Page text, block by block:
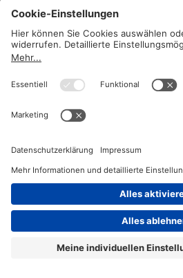
ist Aufgabe derStatistik Austria
Einflussnahme weist
Pesendorfer im Interview
WEITERLESEN
2026 ©
DATENSCHUTZ OFFENLEGUNG